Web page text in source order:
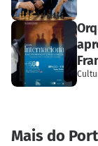
Mais do